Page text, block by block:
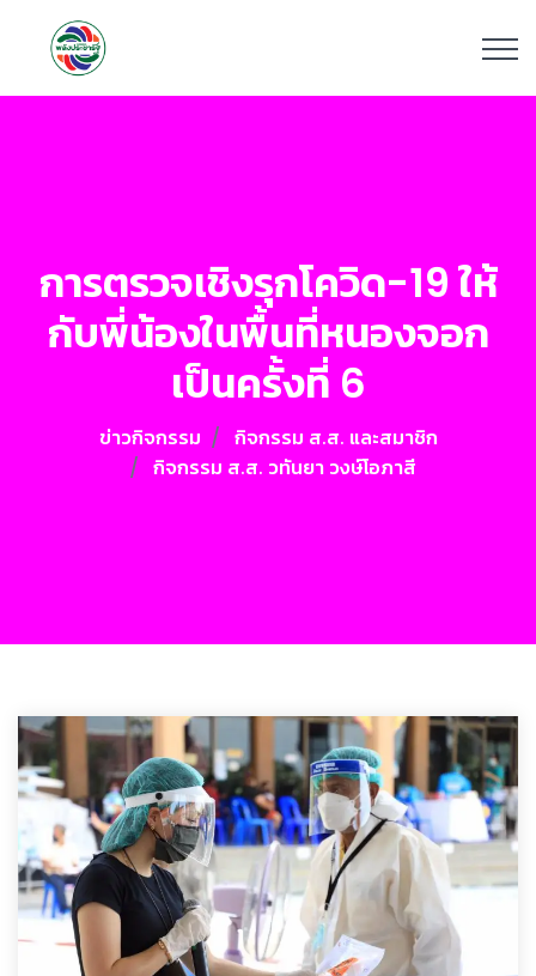
การตรวจเชิงรุกโควิด-19 ให้
กับพี่น้องในพื้นที่หนองจอก
เป็นครั้งที่ 6
ข่าวกิจกรรม
กิจกรรม ส.ส. และสมาชิก
กิจกรรม ส.ส. วทันยา วงษ์โอภาสี